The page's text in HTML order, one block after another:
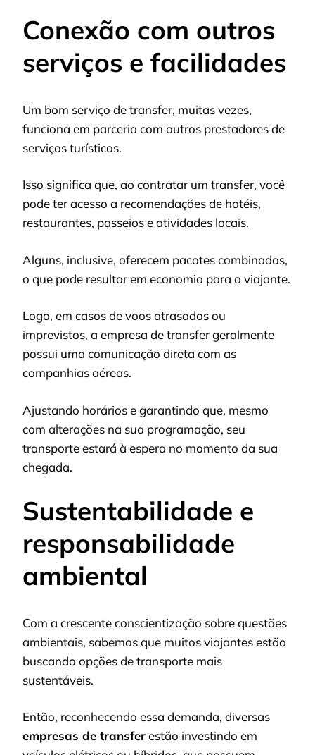
Conexão com outros
serviços e facilidades
Um bom serviço de transfer, muitas vezes,
funciona em parceria com outros prestadores de
serviços turísticos.
Isso significa que, ao contratar um transfer, você
pode ter acesso a recomendações de hotéis,
restaurantes, passeios e atividades locais.
Alguns, inclusive, oferecem pacotes combinados,
o que pode resultar em economia para o viajante.
Logo, em casos de voos atrasados ou
imprevistos, a empresa de transfer geralmente
possui uma comunicação direta com as
companhias aéreas.
Ajustando horários e garantindo que, mesmo
com alterações na sua programação, seu
transporte estará à espera no momento da sua
chegada.
Sustentabilidade e
responsabilidade
ambiental
Com a crescente conscientização sobre questões
ambientais, sabemos que muitos viajantes estão
buscando opções de transporte mais
sustentáveis.
Então, reconhecendo essa demanda, diversas
empresas de transferestão investindo em